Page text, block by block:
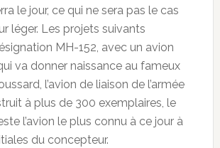
le jour, ce qui ne sera pas le cas
léger. Les projets suivants
MH-152, avec un avion
va donner naissance au fameux
l’avion de liaison de l’armée
à plus de 300 exemplaires, le
l’avion le plus connu à ce jour à
du concepteur.